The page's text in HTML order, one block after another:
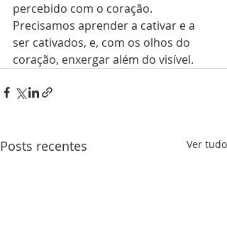
percebido com o coração.
Precisamos aprender a cativar e a
ser cativados, e, com os olhos do
coração, enxergar além do visível.
Posts recentes Ver tudo